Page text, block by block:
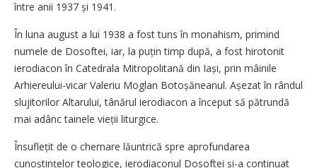
între anii 1937 și 1941.
În luna august a lui 1938 a fost tuns în monahism, primind
numele de Dosoftei, iar, la puțin timp după, a fost hirotonit
ierodiacon în Catedrala Mitropolitană din Iași, prin mâinile
Arhiereului-vicar Valeriu Moglan Botoșăneanul. Așezat în rândul
slujitorilor Altarului, tânărul ierodiacon a început să pătrundă
mai adânc tainele vieții liturgice.
Însuflețit de o chemare lăuntrică spre aprofundarea
cunoștințelor teologice, ierodiaconul Dosoftei și-a continuat